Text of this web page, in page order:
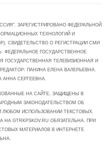
ЗАРЕГИСТРИРОВАНО ФЕДЕРАЛЬНОЙ
ТЕХНОЛОГИЙ И
СВИДЕТЕЛЬСТВО О РЕГИСТРАЦИИ СМИ
ФЕДЕРАЛЬНОЕ ГОСУДАРСТВЕННОЕ
ГОСУДАРСТВЕННАЯ ТЕЛЕВИЗИОННАЯ И
ПАНИНА ЕЛЕНА ВАЛЕРЬЕВНА.
АННА СЕРГЕЕВНА.
НА САЙТЕ, ЗАЩИЩЕНЫ В
ЗАКОНОДАТЕЛЬСТВОМ ОБ
ЛЮБОМ ИСПОЛЬЗОВАНИИ ТЕКСТОВЫХ,
GTRKPSKOV.RU ОБЯЗАТЕЛЬНА. ПРИ
МАТЕРИАЛОВ В ИНТЕРНЕТЕ